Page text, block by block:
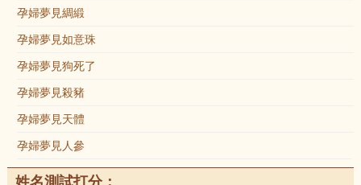
孕婦夢見綢緞
孕婦夢見如意珠
孕婦夢見狗死了
孕婦夢見殺豬
孕婦夢見天體
孕婦夢見人參
姓名測試打分：